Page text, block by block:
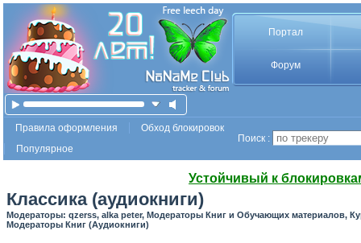
Портал
Форум
Правила оформления
Обход блокировок
Популярное
Поиск :
Устойчивый к
Классика (аудиокниги)
Модераторы: qzerss, alka peter, Модераторы Книг и Обучающих материалов,
Модераторы Книг (Аудиокниги)